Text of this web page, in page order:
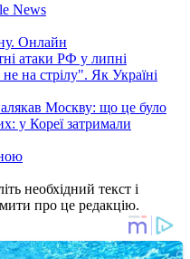
News
Онлайн
атаки РФ у липні
на стрілу". Як Україні
Москву: що це було
у Кореї затримали
необхідний текст і
про це редакцію.